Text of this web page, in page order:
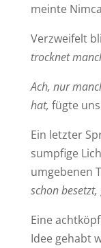
meinte
Verzweifelt
trocknet
Ach, nur
hat, fügte
Ein letzter
sumpfige
umgebenen
schon besetzt,
Eine
Idee gehabt